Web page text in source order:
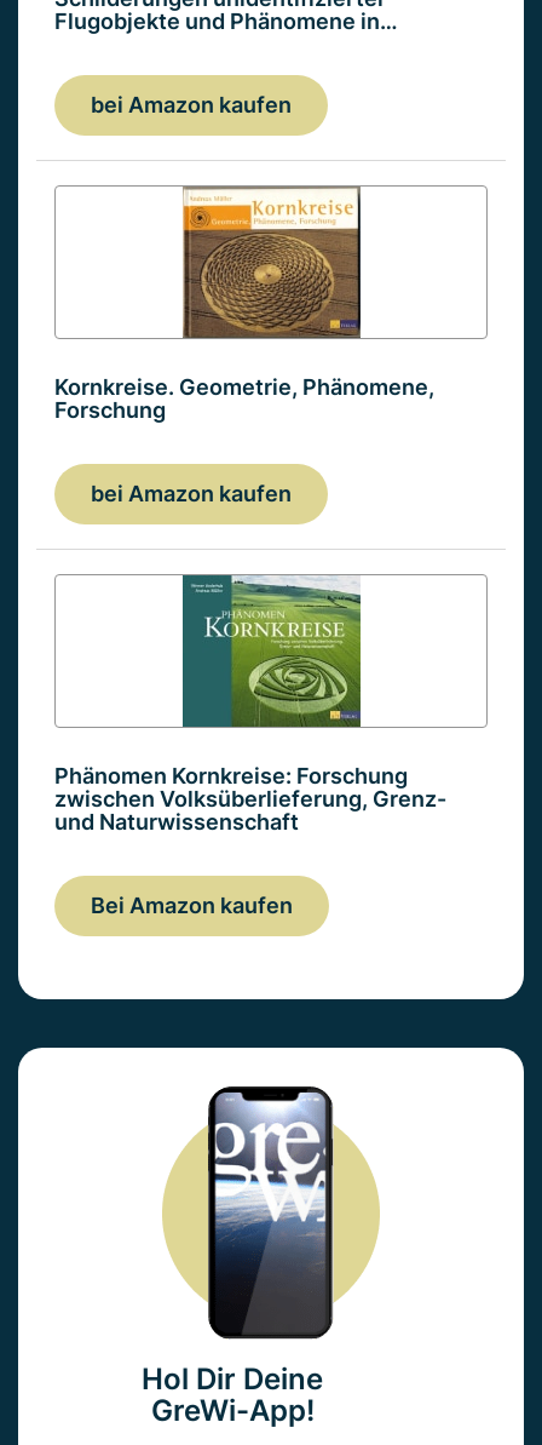
Flugobjekte und Phänomene in…
bei Amazon kaufen
Kornkreise. Geometrie, Phänomene,
Forschung
bei Amazon kaufen
Phänomen Kornkreise: Forschung
zwischen Volksüberlieferung, Grenz-
und Naturwissenschaft
Bei Amazon kaufen
Hol Dir Deine
GreWi-App!